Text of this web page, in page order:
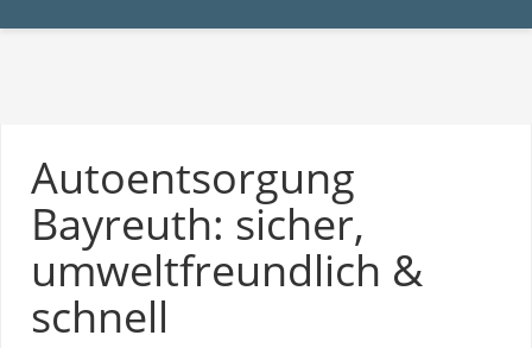
Autoentsorgung
Bayreuth: sicher,
umweltfreundlich &
schnell